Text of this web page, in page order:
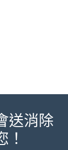
送消除
！